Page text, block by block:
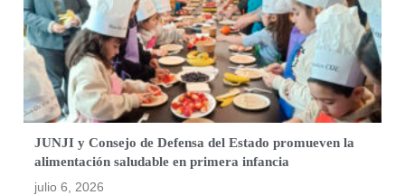
JUNJI y Consejo de Defensa del Estado promueven la
alimentación saludable en primera infancia
julio 6, 2026